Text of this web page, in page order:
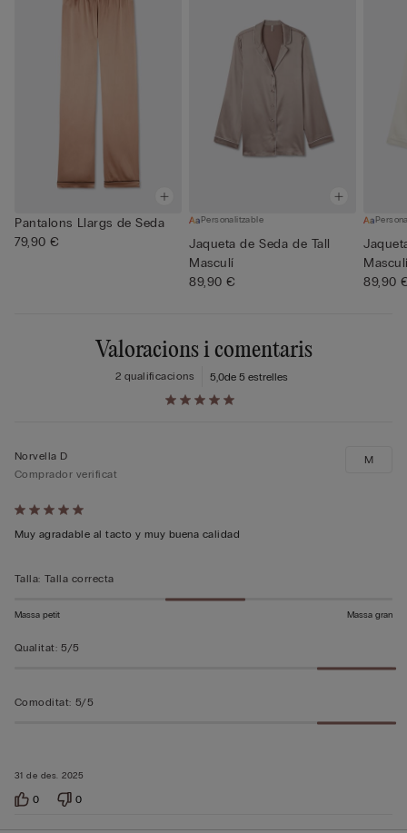
Pantalons Llargs de Seda
79,90 €
Personalitzable
Jaqueta de Seda de Tall
Masculí
89,90 €
89,90
Valoracions i comentaris
5,0de 5 estrelles
2 qualificacions
Qualificació
5
5
31 de des. 2025
Norvella D
Comprador verificat
Muy agradable al tacto y muy buena calidad
M
Talla: Talla correcta
Massa petit Massa gran
Qualitat: 5/5
Comoditat: 5/5
0 0